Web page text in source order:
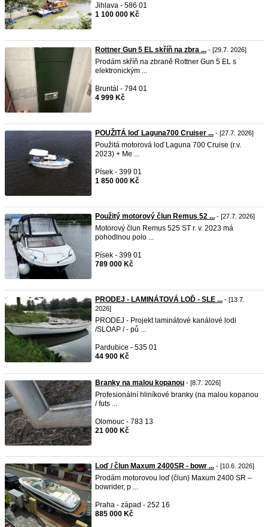
Jihlava - 586 01
1 100 000 Kč
Rottner Gun 5 EL skříň na zbra ... - [29.7. 2026]
Prodám skříň na zbraně Rottner Gun 5 EL s
elektronickým ...
Bruntál - 794 01
4 999 Kč
POUŽITÁ loď Laguna700 Cruiser ... - [27.7. 2026]
Použitá motorová loď Laguna 700 Cruise (r.v.
2023) + Me ...
Písek - 399 01
1 850 000 Kč
Použitý motorový člun Remus 52 ... - [27.7. 2026]
Motorový člun Remus 525 ST r. v. 2023 má
pohodlnou polo ...
Písek - 399 01
789 000 Kč
PRODEJ - LAMINÁTOVÁ LOĎ - SLE ... - [13.7.
2026]
PRODEJ - Projekt laminátové kanálové lodi
/SLOAP / - pů ...
Pardubice - 535 01
44 900 Kč
Branky na malou kopanou - [8.7. 2026]
Profesionální hliníkové branky (na malou kopanou
/ futs ...
Olomouc - 783 13
21 000 Kč
Loď / člun Maxum 2400SR - bowr ... - [10.6. 2026]
Prodám motorovou loď (člun) Maxum 2400 SR –
bowrider, p ...
Praha - západ - 252 16
885 000 Kč